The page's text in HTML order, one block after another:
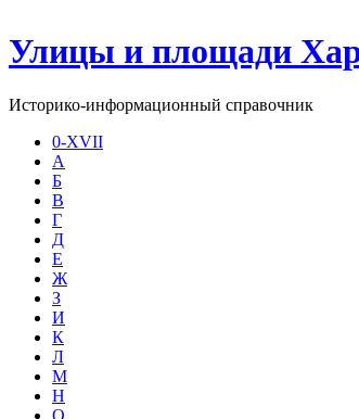
Улицы и площади
Историко-информационный справочник
0-XVII
А
Б
В
Г
Д
Е
Ж
З
И
К
Л
М
Н
О